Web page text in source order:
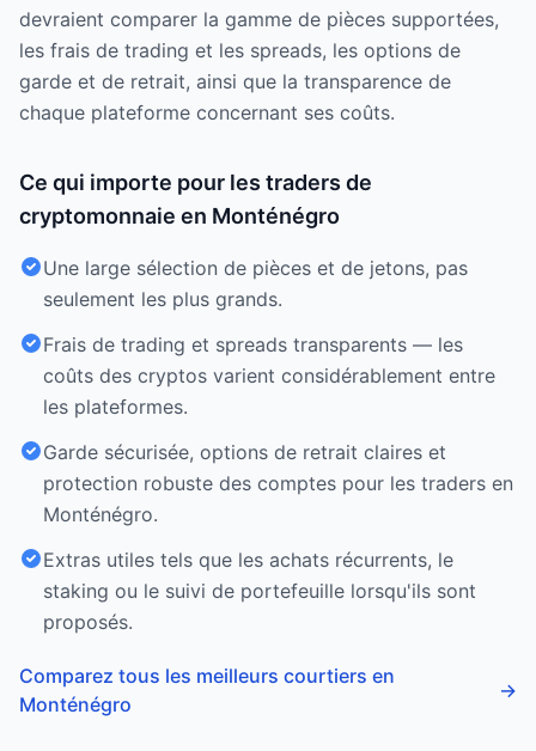
devraient comparer la gamme de pièces supportées,
les frais de trading et les spreads, les options de
garde et de retrait, ainsi que la transparence de
chaque plateforme concernant ses coûts.
Ce qui importe pour les traders de
cryptomonnaie en Monténégro
Une large sélection de pièces et de jetons, pas
seulement les plus grands.
Frais de trading et spreads transparents — les
coûts des cryptos varient considérablement entre
les plateformes.
Garde sécurisée, options de retrait claires et
protection robuste des comptes pour les traders en
Monténégro.
Extras utiles tels que les achats récurrents, le
staking ou le suivi de portefeuille lorsqu'ils sont
proposés.
Comparez tous les meilleurs courtiers en
Monténégro
→